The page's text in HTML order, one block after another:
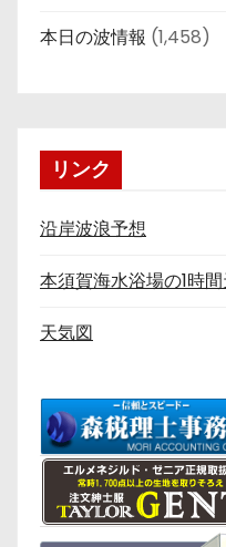
本日の波情報 (1,458)
リンク
沿岸波浪予想
本須賀海水浴場の1時
天気図